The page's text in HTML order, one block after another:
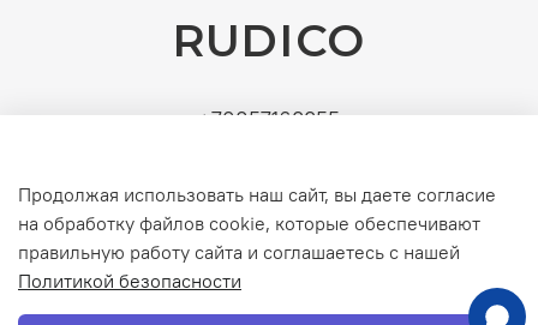
+79857163355
УСН (без НДС). Официальные b2b-поставки
серверного и инженерного оборудования
RUDICO
Интернет-магазин создан на inSales
Продолжая использовать наш сайт, вы даете согласие
на обработку файлов cookie, которые обеспечивают
правильную работу сайта и соглашаетесь с нашей
Политикой безопасности